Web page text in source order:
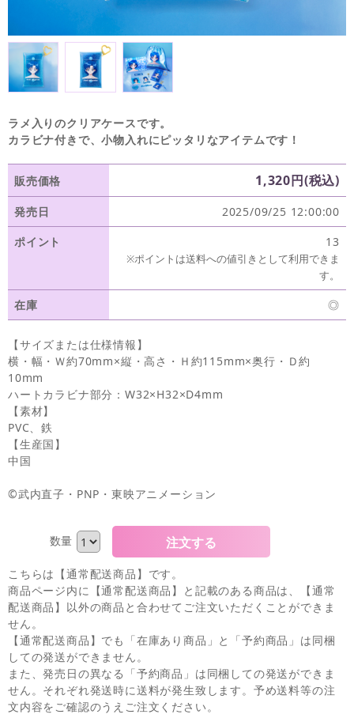
ラメ入りのクリアケースです。
カラビナ付きで、小物入れにピッタリなアイテムです！
販売価格 1,320円(税込)
発売日
2025/09/25 12:00:00
ポイント
13
※ポイントは送料への値引きとして利用できま
す。
在庫 ◎
【サイズまたは仕様情報】
横・幅・Ｗ約70mm×縦・高さ・Ｈ約115mm×奥行・Ｄ約
10mm
ハートカラビナ部分：W32×H32×D4mm
【素材】
PVC、鉄
【生産国】
中国
©武内直子・PNP・東映アニメーション
数量
こちらは【通常配送商品】です。
商品ページ内に【通常配送商品】と記載のある商品は、【通常
配送商品】以外の商品と合わせてご注文いただくことができま
せん。
【通常配送商品】でも「在庫あり商品」と「予約商品」は同梱
しての発送ができません。
また、発売日の異なる「予約商品」は同梱しての発送ができま
せん。それぞれ発送時に送料が発生致します。予め送料等の注
文内容をご確認のうえご注文ください。